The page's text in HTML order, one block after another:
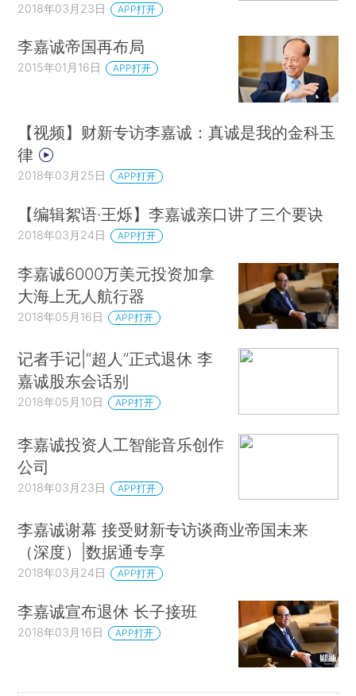
2018年03月23日 APP打开
李嘉诚帝国再布局
2015年01月16日 APP打开
【视频】财新专访李嘉诚：真诚是我的金科玉
律
2018年03月25日 APP打开
【编辑絮语·王烁】李嘉诚亲口讲了三个要诀
2018年03月24日 APP打开
李嘉诚6000万美元投资加拿
大海上无人航行器
2018年05月16日 APP打开
记者手记|“超人”正式退休 李
嘉诚股东会话别
2018年05月10日 APP打开
李嘉诚投资人工智能音乐创作
公司
2018年03月23日 APP打开
李嘉诚谢幕 接受财新专访谈商业帝国未来
（深度）|数据通专享
2018年03月24日 APP打开
李嘉诚宣布退休 长子接班
2018年03月16日 APP打开